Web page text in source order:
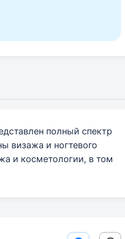
полный спектр
визажа и ногтевого
и косметологии, в том